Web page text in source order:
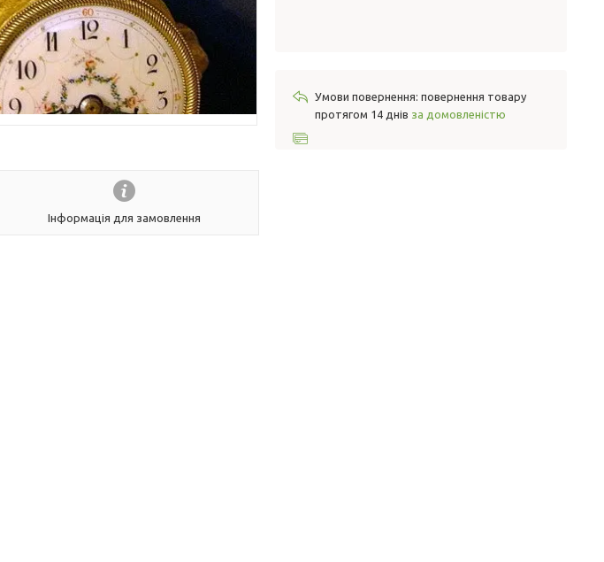
Інформація для замовлення
повернення товару
протягом 14 днів за домовленістю